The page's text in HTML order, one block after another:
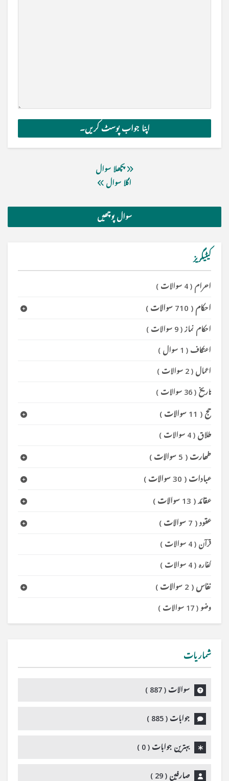
پچھلا سوال
اگلا سوال
سوال پوچھیں
کیٹیگریز
احرام ( 4 سوالات )
احکام ( 710 سوالات )
احکام نماز( 9 سوالات )
اعتکاف ( 1 سوال )
اعمال ( 2 سوالات )
تاریخ ( 36 سوالات )
حج ( 11 سوالات )
طلاق ( 4 سوالات )
طھارت ( 5 سوالات )
عبادات ( 30 سوالات )
عقائد( 13 سوالات )
عقود ( 7 سوالات )
قرآن ( 4 سوالات )
کفارہ ( 4 سوالات )
نفاس ( 2 سوالات )
وضو ( 17 سوالات )
شماریات
سوالات ( 887
)
جوابات ( 885
)
بہترین جوابات ( 0
)
صارفین ( 29
)